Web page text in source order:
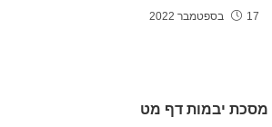
17 בספטמבר 2022
מסכת יבמות דף מט